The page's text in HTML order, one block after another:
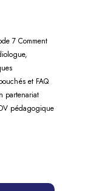
7 Comment
et FAQ
partenariat
pédagogique